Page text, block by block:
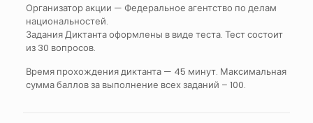
Организатор акции — Федеральное агентство по делам
национальностей.
Задания Диктанта оформлены в виде теста. Тест состоит
из 30 вопросов.
Время прохождения диктанта — 45 минут. Максимальная
сумма баллов за выполнение всех заданий – 100.